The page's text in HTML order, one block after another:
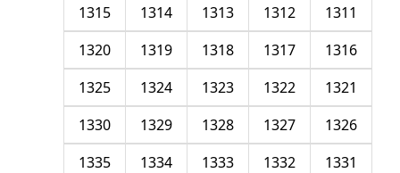
1311
1312
1313
1314
1315
1316
1317
1318
1319
1320
1321
1322
1323
1324
1325
1326
1327
1328
1329
1330
1331
1332
1333
1334
1335